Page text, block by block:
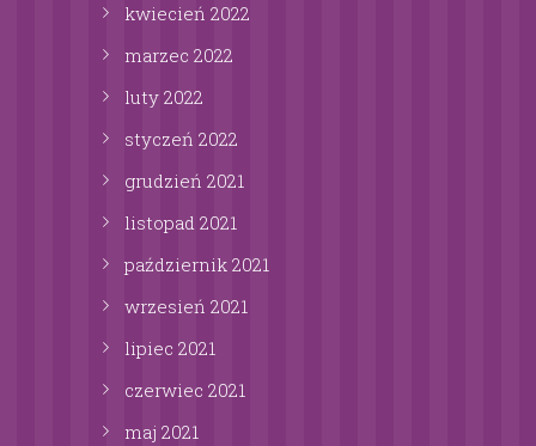
kwiecień 2022
marzec 2022
luty 2022
styczeń 2022
grudzień 2021
listopad 2021
październik 2021
wrzesień 2021
lipiec 2021
czerwiec 2021
maj 2021